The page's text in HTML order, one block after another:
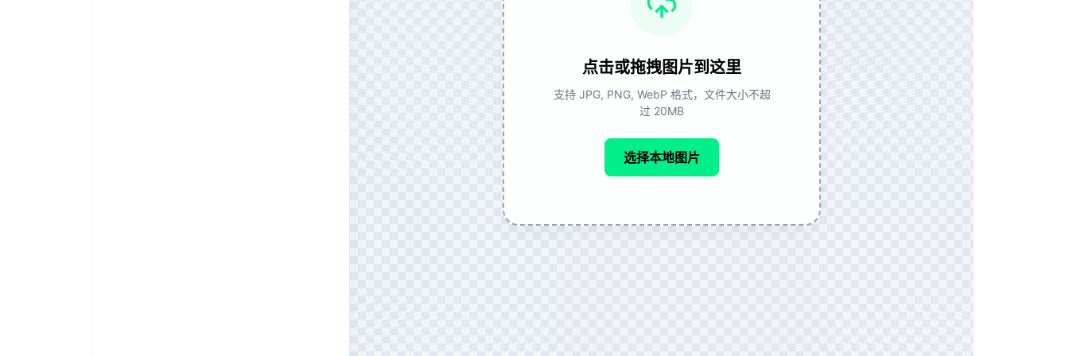
点击或拖拽图片到这里
支持 JPG, PNG, WebP 格式，文件大小不超
过 20MB
选择本地图片